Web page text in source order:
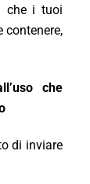
che i tuoi
contenere,
che
di inviare